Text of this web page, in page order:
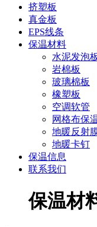
挤塑板
真金板
EPS线条
保温材料
水泥发泡
岩棉板
玻璃棉板
橡塑板
空调软管
网格布保
地暖反射
地暖卡钉
保温信息
联系我们
保温材